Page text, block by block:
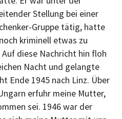
Stellung bei einer
Gruppe tätig, hatte
kriminell etwas zu
diese Nachricht hin floh
Nacht und gelangte
Ende 1945 nach Linz. Über
erfuhr meine Mutter,
sei. 1946 war der